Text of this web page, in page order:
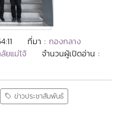
ที่มา : กองกลาง
ยแม่โจ้
จำนวนผู้เปิดอ่าน :
ข่าวประชาสัมพันธ์